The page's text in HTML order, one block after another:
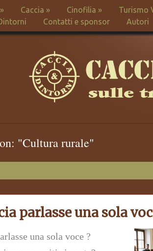
» Caccia » Cinofilia »
Turismo
Contatti e sponsor Autori
"Cultura rurale"
parlasse una sola
una sola voce ?